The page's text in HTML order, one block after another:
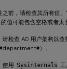
之前，请检查其所有值
值可能包含空格或者太
检查 AD 用户架构以
）。
使用 Sysinternals